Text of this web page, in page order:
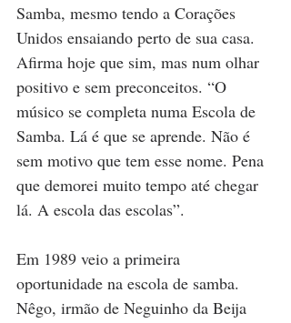
Samba, mesmo tendo a Corações
Unidos ensaiando perto de sua casa.
Afirma hoje que sim, mas num olhar
positivo e sem preconceitos. “O
músico se completa numa Escola de
Samba. Lá é que se aprende. Não é
sem motivo que tem esse nome. Pena
que demorei muito tempo até chegar
lá. A escola das escolas”.
Em 1989 veio a primeira
oportunidade na escola de samba.
Nêgo, irmão de Neguinho da Beija